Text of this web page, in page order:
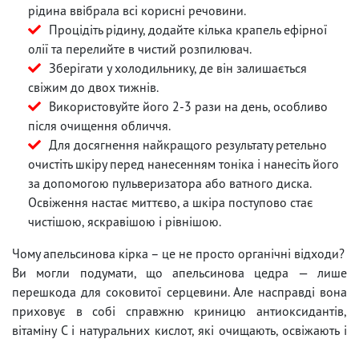
рідина ввібрала всі корисні речовини.
Процідіть рідину, додайте кілька крапель ефірної
олії та перелийте в чистий розпилювач.
Зберігати у холодильнику, де він залишається
свіжим до двох тижнів.
Використовуйте його 2-3 рази на день, особливо
після очищення обличчя.
Для досягнення найкращого результату ретельно
очистіть шкіру перед нанесенням тоніка і нанесіть його
за допомогою пульверизатора або ватного диска.
Освіження настає миттєво, а шкіра поступово стає
чистішою, яскравішою і рівнішою.
Чому апельсинова кірка – це не просто органічні відходи?
Ви могли подумати, що апельсинова цедра — лише
перешкода для соковитої серцевини. Але насправді вона
приховує в собі справжню криницю антиоксидантів,
вітаміну С і натуральних кислот, які очищають, освіжають і